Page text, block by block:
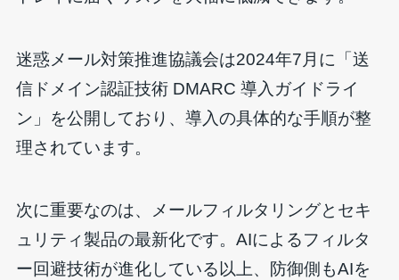
迷惑メール対策推進協議会は2024年7月に「送
信ドメイン認証技術 DMARC 導入ガイドライ
ン」を公開しており、導入の具体的な手順が整
理されています。
次に重要なのは、メールフィルタリングとセキ
ュリティ製品の最新化です。AIによるフィルタ
ー回避技術が進化している以上、防御側もAIを